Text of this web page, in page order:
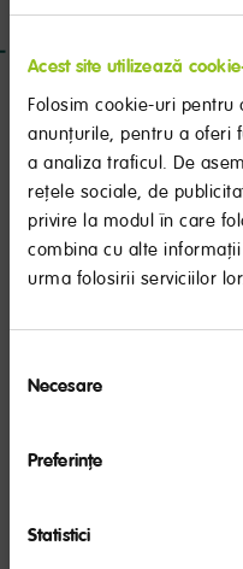
Acest site utilizează
Folosim cookie-uri
anunțurile, pentru a oferi
a analiza traficul. De
rețele sociale, de
privire la modul în care
combina cu alte
urma folosirii serviciilor lor.
consimțământului
Necesare
Preferinţe
Statistici
Ai întrebări despre
despre produsele
aici
Poți vedea cele mai
mamici și
Laptele matern este
exclusivă până la 6
recomandare,